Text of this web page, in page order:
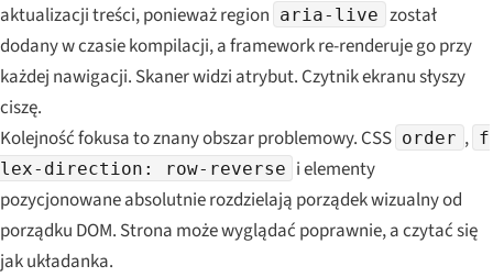
aktualizacji treści, ponieważ region aria-live został
dodany w czasie kompilacji, a framework re-renderuje go przy
każdej nawigacji. Skaner widzi atrybut. Czytnik ekranu słyszy
ciszę.
Kolejność fokusa to znany obszar problemowy. CSS order , f
lex-direction: row-reverse i elementy
pozycjonowane absolutnie rozdzielają porządek wizualny od
porządku DOM. Strona może wyglądać poprawnie, a czytać się
jak układanka.